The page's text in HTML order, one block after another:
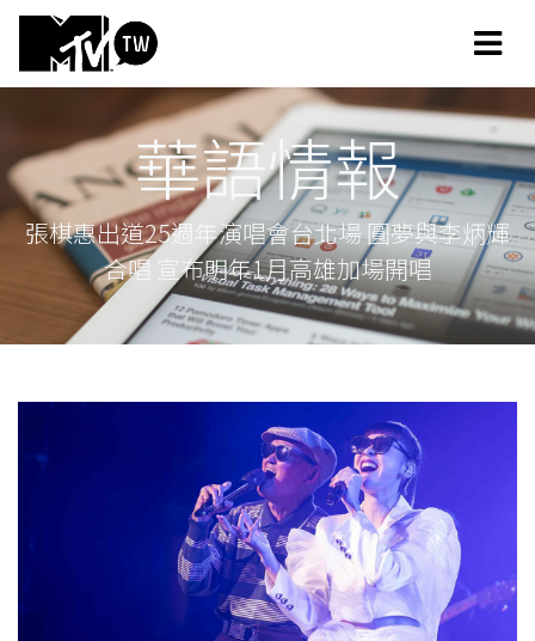
華語情報
張棋惠出道25週年演唱會台北場 圓夢與李炳輝
合唱 宣布明年1月高雄加場開唱